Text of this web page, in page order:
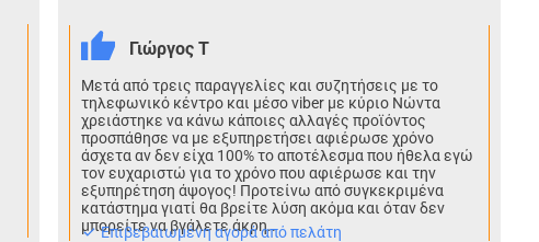
Γιώργος Τ
Μετά από τρεις παραγγελίες και συζητήσεις με το
τηλεφωνικό κέντρο και μέσο viber με κύριο Νώντα
χρειάστηκε να κάνω κάποιες αλλαγές προϊόντος
προσπάθησε να με εξυπηρετήσει αφιέρωσε χρόνο
άσχετα αν δεν είχα 100% το αποτέλεσμα που ήθελα εγώ
τον ευχαριστώ για το χρόνο που αφιέρωσε και την
εξυπηρέτηση άψογος! Προτείνω από συγκεκριμένα
κατάστημα γιατί θα βρείτε λύση ακόμα και όταν δεν
μπορείτε να βγάλετε άκρη..
Eπιβεβαιωμένη αγορά από πελάτη